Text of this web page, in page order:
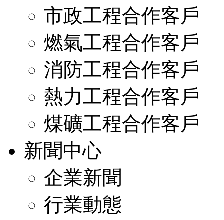
市政工程合作客戶
燃氣工程合作客戶
消防工程合作客戶
熱力工程合作客戶
煤礦工程合作客戶
新聞中心
企業新聞
行業動態